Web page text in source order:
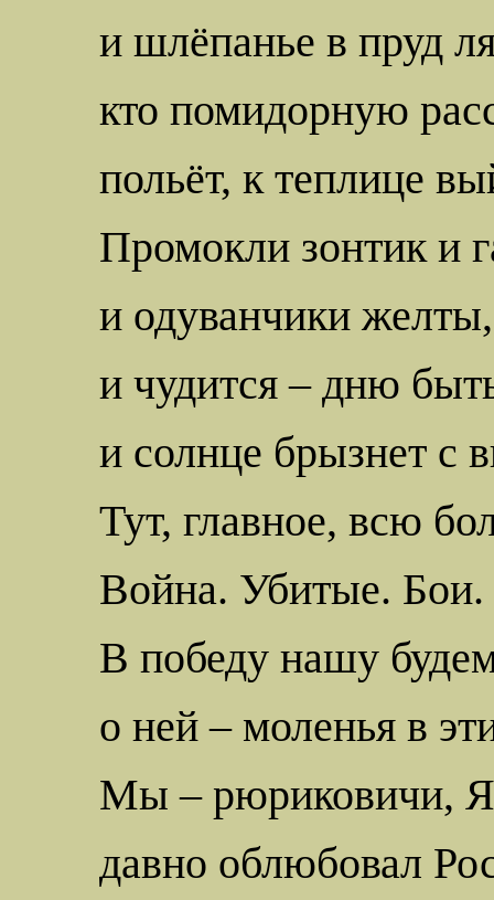
и шлёпанье в пруд
кто помидорную
польёт, к теплице
Промокли зонтик и
и одуванчики желты,
и чудится – дню
и солнце брызнет с
Тут, главное, всю
Война. Убитые. Бои.
В победу нашу
о ней – моленья в
Мы – рюриковичи,
давно облюбовал